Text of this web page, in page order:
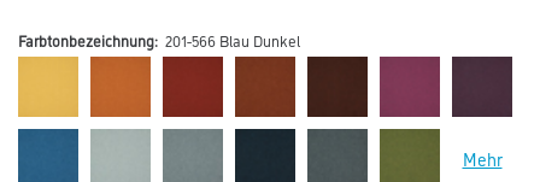
Farbtonbezeichnung: 201-566 Blau Dunkel
Mehr